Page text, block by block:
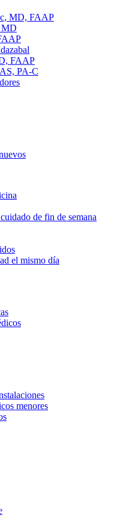
MD, FAAP
MD
FAAP
PA-C
de fin de semana
el mismo día
menores